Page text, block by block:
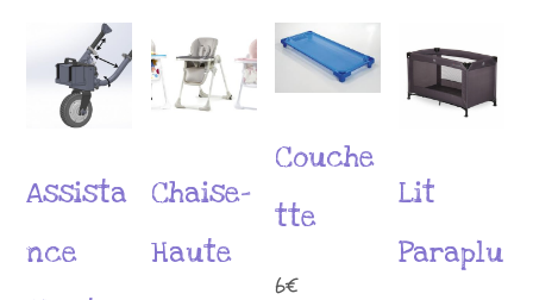
Assista
nce
Chaise-
Haute
Couche
tte
6€
Lit
Paraplu